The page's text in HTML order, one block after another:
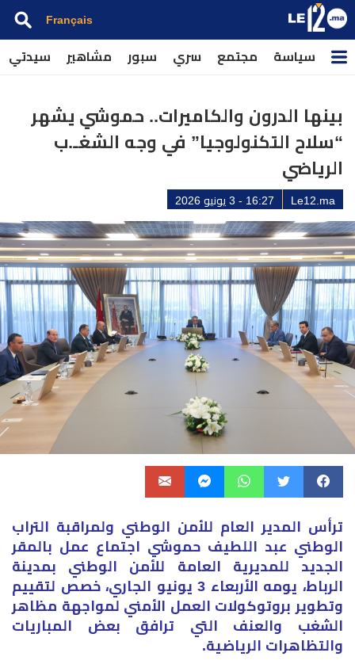
Français
سياسة مجتمع سري سبور مشاهير سيدتي
بينها الدرون والكاميرات.. حموشي يشهر
“سلاح التكنولوجيا” في وجه الشغـ.ب
الرياضي
Le12.ma 16:27 - 3 يونيو 2026
ترأس المدير العام للأمن الوطني ولمراقبة التراب
الوطني عبد اللطيف حموشي اجتماع عمل بالمقر
الجديد للمديرية العامة للأمن الوطني بمدينة
الرباط، يومه الأربعاء 3 يونيو الجاري، خصص لتقييم
وتطوير بروتوكولات العمل الأمني لمواجهة مظاهر
الشغب والعنف التي ترافق بعض المباريات
والتظاهرات الرياضية.